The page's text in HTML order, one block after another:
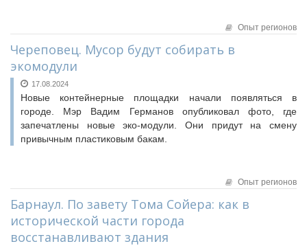
Опыт регионов
Череповец. Мусор будут собирать в
экомодули
17.08.2024
Новые контейнерные площадки начали появляться в
городе. Мэр Вадим Германов опубликовал фото, где
запечатлены новые эко-модули. Они придут на смену
привычным пластиковым бакам.
Опыт регионов
Барнаул. По завету Тома Сойера: как в
исторической части города
восстанавливают здания